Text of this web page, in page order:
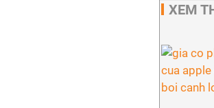
XEM